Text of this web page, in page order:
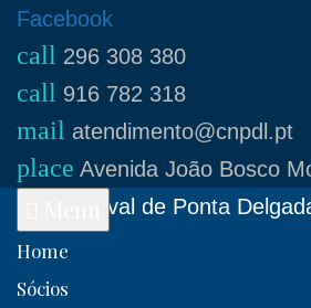
Skip
content
Facebook
call 296 308 380
call 916 782 318
mail atendimento@cnpdl.pt
place Avenida João Bosco
Clube Naval de Ponta
Home
Sócios